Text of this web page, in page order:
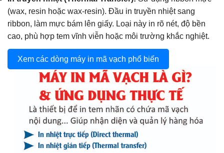
(wax, resin hoặc wax-resin). Đầu in truyền nhiệt sang
ribbon, làm mực bám lên giấy. Loại này in rõ nét, độ bền
cao, phù hợp tem vĩnh viễn hoặc môi trường khắc nghiệt.
Xem các dòng máy in mã vạch phổ biến